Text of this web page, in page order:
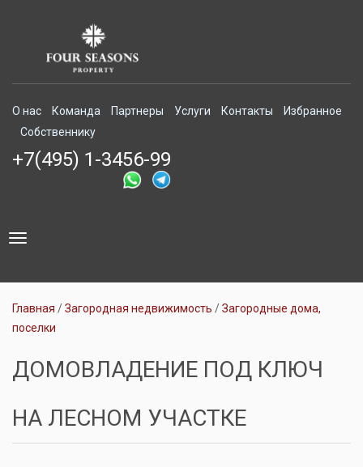
О нас Команда Партнеры Услуги Контакты
Избранное
Собственнику
+7(495) 1-3456-99
Toggle
Главная Загородная недвижимость
Загородные дома,
поселки
ДОМОВЛАДЕНИЕ ПОД КЛЮЧ
НА ЛЕСНОМ УЧАСТКЕ